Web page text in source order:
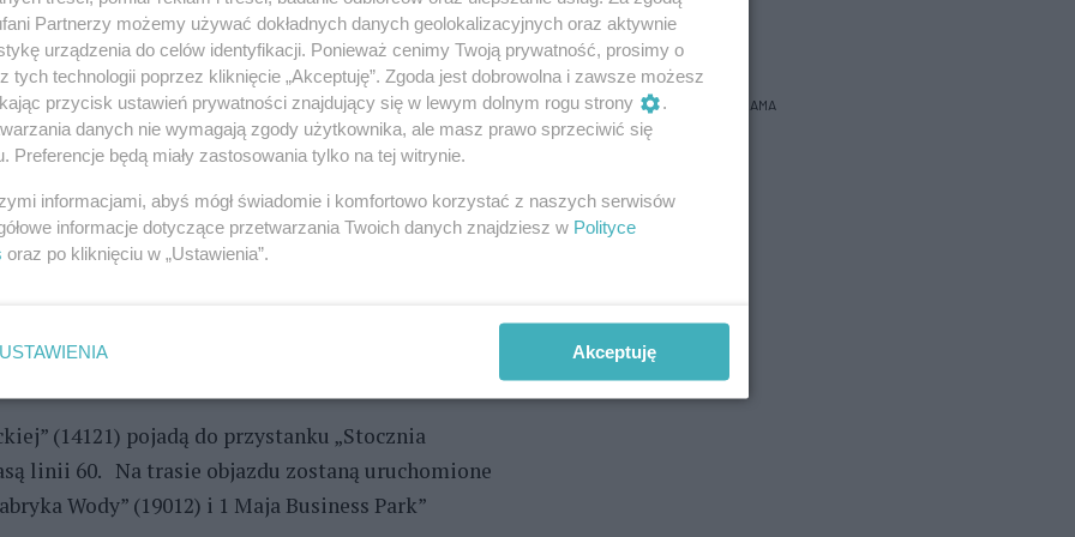
godz. 13 została zamknięta dla ruchu w
REKLAMA
Miejskiego w Szczecinie wyjaśnia, że
infrastruktury podziemnej i podmycia drogi
prac.
autobusów komunikacji miejskiej.
trasą. Tym samym wyłączone zostaną z
z Kalkuty’’ (10712) i „Emilii Plater” (10412).
(14121) pojadą do przystanku „Stocznia
linii 60. Na trasie objazdu zostaną uruchomione
Wody” (19012) i 1 Maja Business Park”
Zobacz prognozę na 3 dni
REKLAMA
Partnerzy możemy używać dokładnych danych geolokalizacyjnych oraz aktywnie
urządzenia do celów identyfikacji. Ponieważ cenimy Twoją prywatność, prosimy o
tych technologii poprzez kliknięcie „Akceptuję”. Zgoda jest dobrowolna i zawsze możesz
przycisk ustawień prywatności znajdujący się w lewym dolnym rogu strony
.
danych nie wymagają zgody użytkownika, ale masz prawo sprzeciwić się
Preferencje będą miały zastosowania tylko na tej witrynie.
informacjami, abyś mógł świadomie i komfortowo korzystać z naszych serwisów
informacje dotyczące przetwarzania Twoich danych znajdziesz w Polityce
oraz po kliknięciu w „Ustawienia”.
USTAWIENIA Akceptuję